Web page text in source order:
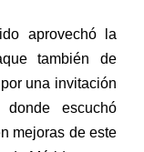
aprovechó la
también de
una invitación
escuchó
mejoras de este